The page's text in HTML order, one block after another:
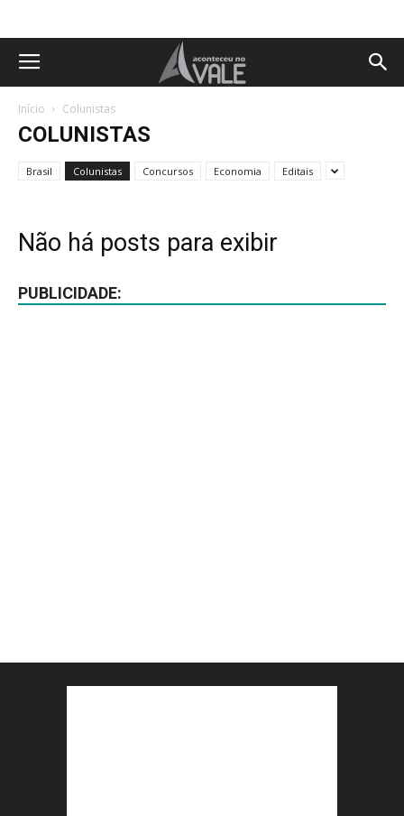
Início Colunistas
COLUNISTAS
Brasil Colunistas Concursos Economia Editais
Não há posts para exibir
PUBLICIDADE: